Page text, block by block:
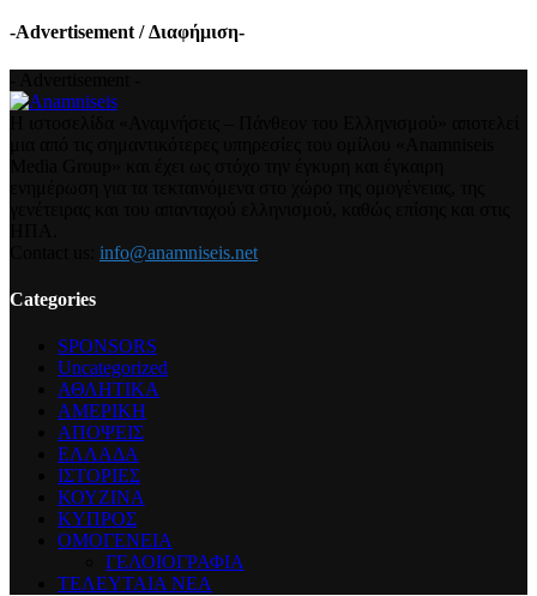
-Advertisement / Διαφήμιση-
info@anamniseis.net
Categories
SPONSORS
Uncategorized
ΑΘΛΗΤΙΚΑ
ΑΜΕΡΙΚΗ
ΑΠΟΨΕΙΣ
ΕΛΛΑΔΑ
ΙΣΤΟΡΙΕΣ
ΚΟΥΖΙΝΑ
ΚΥΠΡΟΣ
ΟΜΟΓΕΝΕΙΑ
ΓΕΛΟΙΟΓΡΑΦΙΑ
ΤΕΛΕΥΤΑΙΑ ΝΕΑ